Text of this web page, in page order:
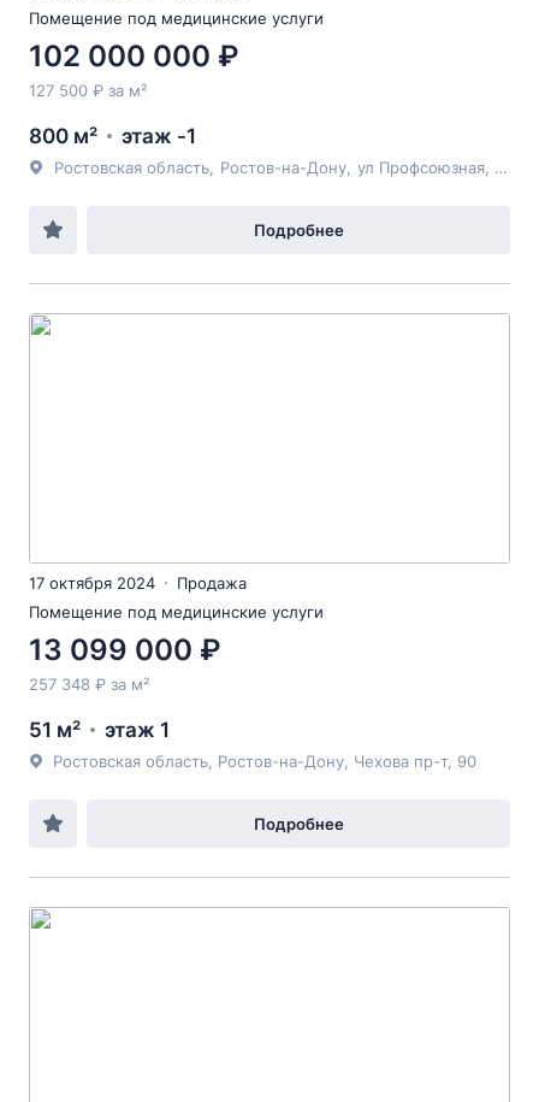
Помещение под медицинские услуги
102 000 000 ₽
127 500 ₽ за м²
800 м² этаж -1
Ростовская область Ростов-на-Дону ул Профсоюзная
Подробнее
17 октября 2024
Продажа
Помещение под медицинские услуги
13 099 000 ₽
257 348 ₽ за м²
51 м² этаж 1
Ростовская область, Ростов-на-Дону, Чехова пр-т, 90
Подробнее